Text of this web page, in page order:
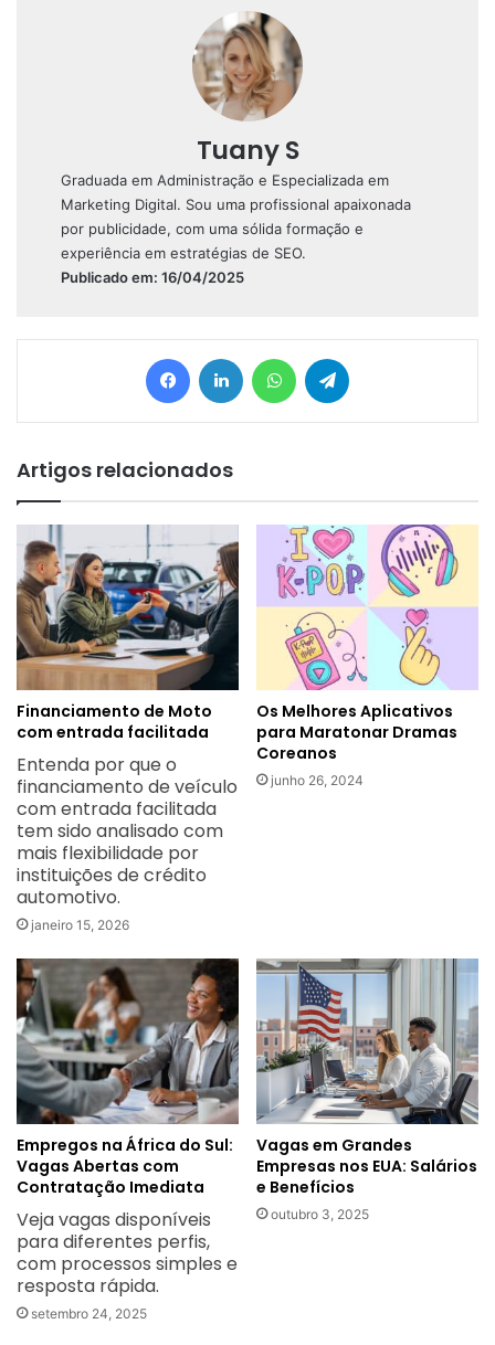
Tuany S
Graduada em Administração e Especializada em
Marketing Digital. Sou uma profissional apaixonada
por publicidade, com uma sólida formação e
experiência em estratégias de SEO.
Publicado em: 16/04/2025
FacebookLinkedin WhatsApp
Artigos relacionados
Financiamento de Moto
com entrada facilitada
Entenda por que o
financiamento de veículo
com entrada facilitada
tem sido analisado com
mais flexibilidade por
instituições de crédito
automotivo.
janeiro 15, 2026
Os Melhores Aplicativos
para Maratonar Dramas
Coreanos
junho 26, 2024
Empregos na África do Sul:
Vagas Abertas com
Contratação Imediata
Veja vagas disponíveis
para diferentes perfis,
com processos simples e
resposta rápida.
setembro 24, 2025
Vagas em Grandes
Empresas nos EUA: Salários
e Benefícios
outubro 3, 2025